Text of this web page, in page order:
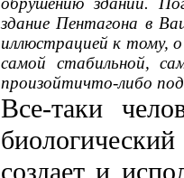
здание Пентагона в
иллюстрацией к тому,
самой стабильной,
произойтичто-либо
Все-таки
создает и